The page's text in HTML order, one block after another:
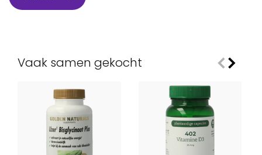
Vaak samen gekocht